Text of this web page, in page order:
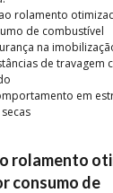
rolamento
de combustível
na
de travagem
em
rolamento
consumo de